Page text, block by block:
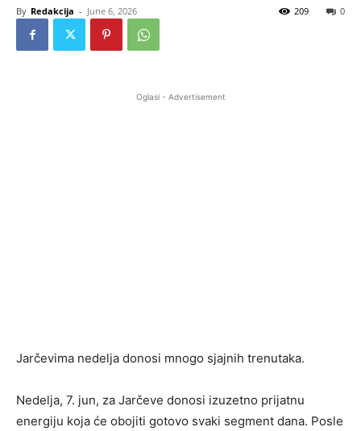
By Redakcija - June 6, 2026 0
209
Oglasi - Advertisement
Jarčevima nedelja donosi mnogo sjajnih trenutaka.
Nedelja, 7. jun, za Jarčeve donosi izuzetno prijatnu
energiju koja će obojiti gotovo svaki segment dana. Posle